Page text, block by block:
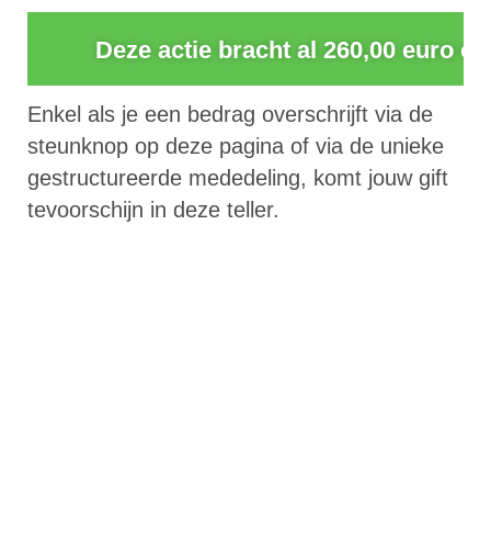
Deze actie bracht al 260,00 euro op
Enkel als je een bedrag overschrijft via de
steunknop op deze pagina of via de unieke
gestructureerde mededeling, komt jouw gift
tevoorschijn in deze teller.